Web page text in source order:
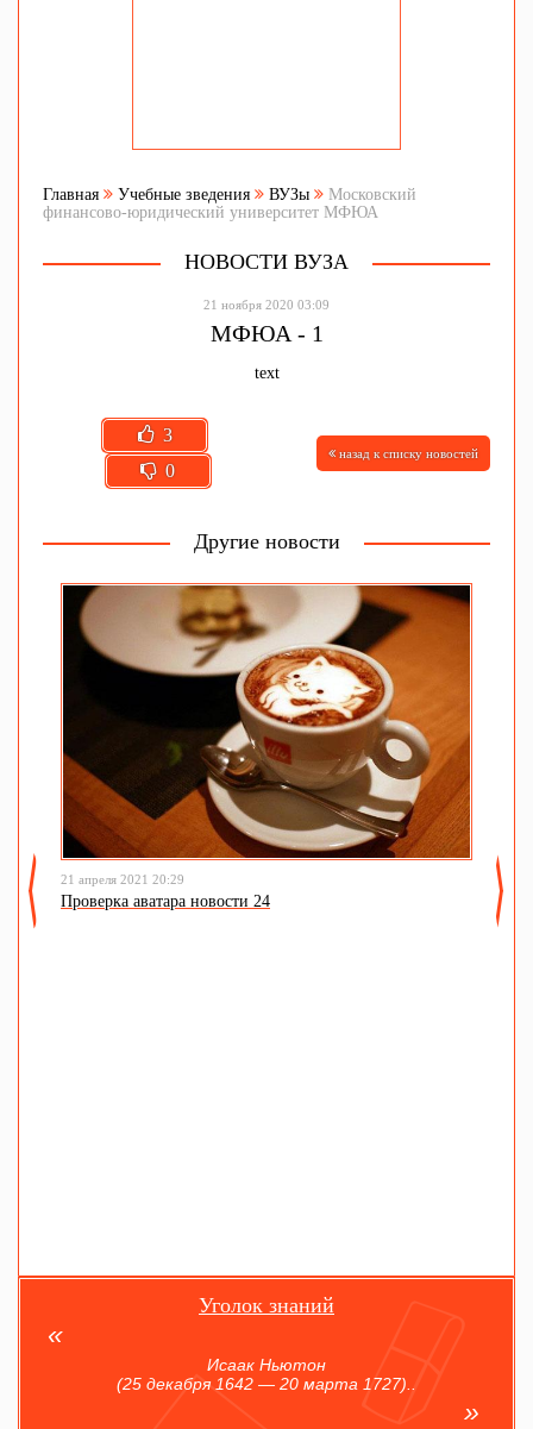
Главная Учебные зведения ВУЗы
Московский
финансово-юридический университет МФЮА
НОВОСТИ ВУЗА
21 ноября 2020 03:09
МФЮА - 1
text
3
0
назад к списку новостей
Другие новости
21 апреля 2021 20:29
Проверка аватара новости 24
Уголок знаний
Исаак Ньютон
(25 декабря 1642 — 20 марта 1727)..